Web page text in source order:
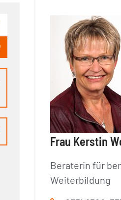
Frau Kerstin
Beraterin für
Weiterbildung